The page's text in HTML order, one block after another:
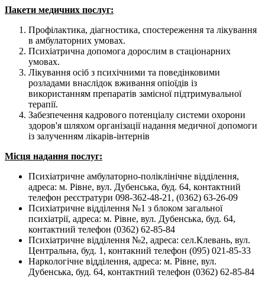
Пакети медичних послуг:
Профілактика, діагностика, спостереження та лікування
в амбулаторних умовах.
Психіатрична допомога дорослим в стаціонарних
умовах.
Лікування осіб з психічними та поведінковими
розладами внаслідок вживання опіоїдів із
використанням препаратів замісної підтримувальної
терапії.
Забезпечення кадрового потенціалу системи охорони
здоров'я шляхом організації надання медичної допомоги
із залученням лікарів-інтернів
Місця надання послуг:
Психіатричне амбулаторно-поліклінічне відділення,
адреса: м. Рівне, вул. Дубенська, буд. 64, контактний
телефон реєстратури 098-362-48-21, (0362) 63-26-09
Психіатричне відділення №1 з блоком загальної
психіатрії, адреса: м. Рівне, вул. Дубенська, буд. 64,
контактний телефон (0362) 62-85-84
Психіатричне відділення №2, адреса: сел.Клевань, вул.
Центральна, буд. 1, контакний телефон (095) 021-85-33
Наркологічне відділення, адреса: м. Рівне, вул.
Дубенська, буд. 64, контактний телефон (0362) 62-85-84